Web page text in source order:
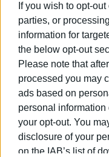
If you wish to opt-
parties, or
information for
the below opt-out
Please note that
processed you may
ads based on
personal
your opt-out. You
disclosure of your
on the IAB’s list of
απογόνους, μας
απογόνων, δηλαδή
τη σχέση ατόμου και
ιδέες, την ηθική, όλα
πολιτισμικές
που είναι τα γονίδια.
Για τον
βιολογικός θάνατος
στο πεδίο του λόγου